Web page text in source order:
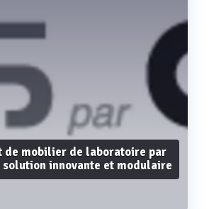
de mobilier de laboratoire par
solution innovante et modulaire